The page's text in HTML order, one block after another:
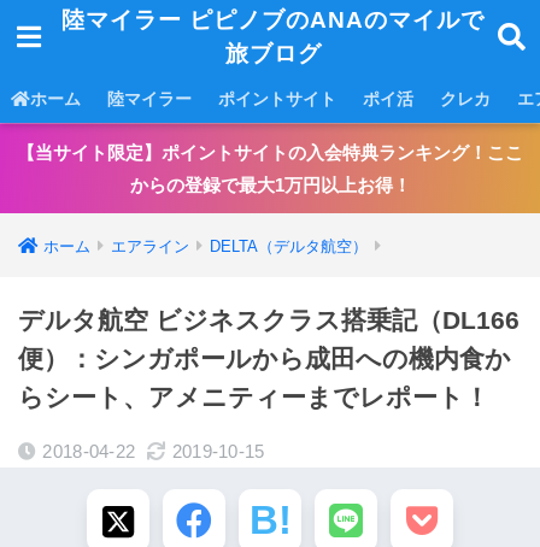
陸マイラー ピピノブのANAのマイルで
旅ブログ
ホーム 陸マイラー ポイントサイト ポイ活 クレカ エ
【当サイト限定】ポイントサイトの入会特典ランキング！ここ
からの登録で最大1万円以上お得！
ホーム エアライン DELTA（デルタ航空）
デルタ航空 ビジネスクラス搭乗記（DL166
便）：シンガポールから成田への機内食か
らシート、アメニティーまでレポート！
2018-04-22 2019-10-15